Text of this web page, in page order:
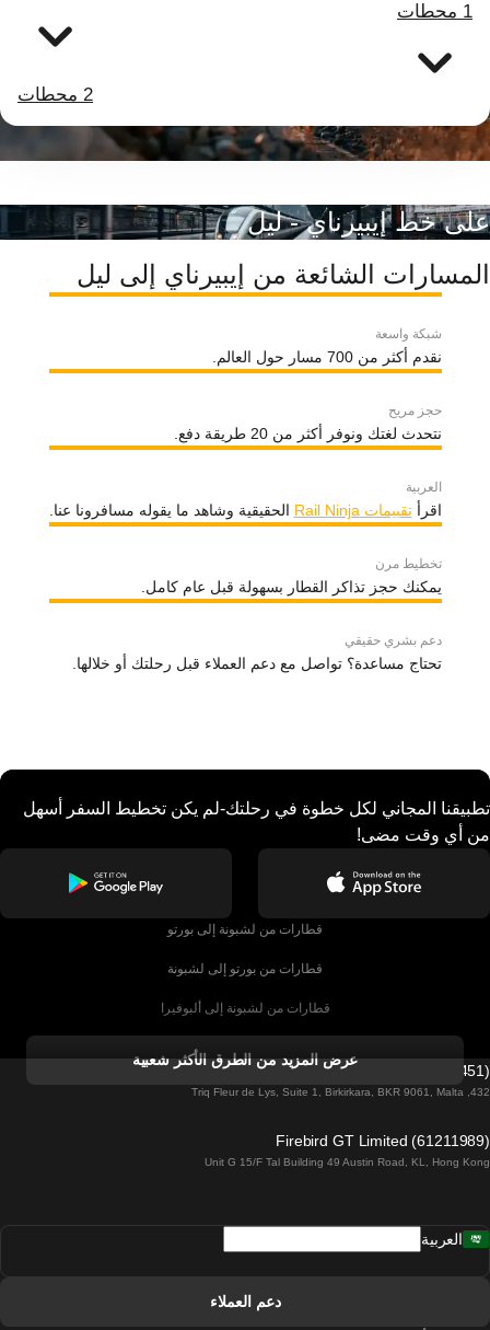
1 محطات
2 محطات
على خط إيبيرناي - ليل
المسارات الشائعة من إيبيرناي إلى ليل
شبكة واسعة
نقدم أكثر من 700 مسار حول العالم.
حجز مريح
نتحدث لغتك ونوفر أكثر من 20 طريقة دفع.
العربية
اقرأتقييمات Rail Ninja الحقيقية وشاهد ما يقوله مسافرونا عنا.
تخطيط مرن
يمكنك حجز تذاكر القطار بسهولة قبل عام كامل.
دعم بشري حقيقي
تحتاج مساعدة؟ تواصل مع دعم العملاء قبل رحلتك أو خلالها.
تطبيقنا المجاني لكل خطوة في رحلتك-لم يكن تخطيط السفر أسهل
من أي وقت مضى!
قطارات من لشبونة إلى بورتو
قطارات من بورتو إلى لشبونة
قطارات من لشبونة إلى ألبوفيرا
قطارات من ألبوفيرا إلى لشبونة
قطارات من لشبونة إلى لاغوس
قطارات من لشبونة إلى مدريد
عرض المزيد من الطرق الأكثر شعبية
Firebird GT Limited (OC 1451)
432, Triq Fleur de Lys, Suite 1, Birkirkara, BKR 9061, Malta
Firebird GT Limited (61211989)
Unit G 15/F Tal Building 49 Austin Road, KL, Hong Kong
العربية
دعم العملاء